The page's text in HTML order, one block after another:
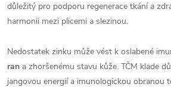
důležitý pro podporu regenerace tkání a
harmonii mezi plicemi a slezinou.
Nedostatek zinku může vést k oslabené
ran a zhoršenému stavu kůže. TČM klade
jangovou energií a imunologickou obranou